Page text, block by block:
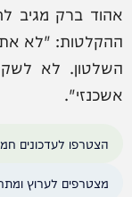
‏אהוד ברק מגיב
ההקלטות: "לא
השלטון. לא
אשכנזי".
הצטרפו לעדכונים
מצטרפים לערוץ